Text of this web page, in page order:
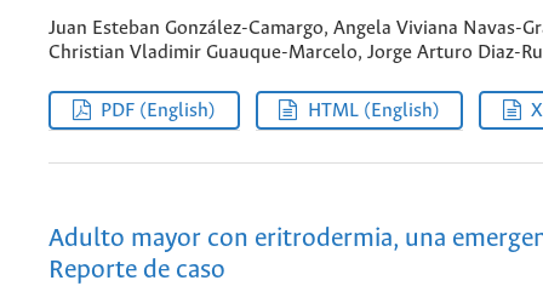
Juan Esteban González-Camargo, Angela Viviana Navas-
Christian Vladimir Guauque-Marcelo, Jorge Arturo Diaz-
PDF (English) HTML (English)
Adulto mayor con eritrodermia, una
Reporte de caso